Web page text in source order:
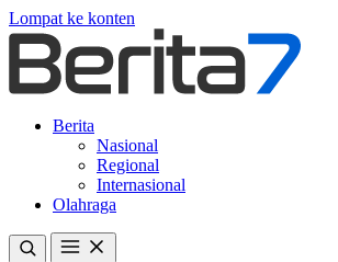
Lompat ke konten
Berita
Nasional
Regional
Internasional
Olahraga